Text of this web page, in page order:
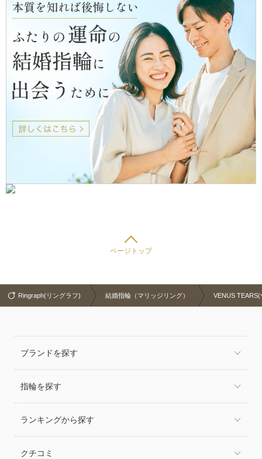
ページトップ
Ringraph(リングラフ) 結婚指輪（マリッジリング） VENUS
ブランドを探す
指輪を探す
ランキングから探す
クチコミ